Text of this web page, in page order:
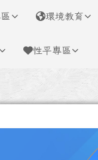
環境教育
性平專區